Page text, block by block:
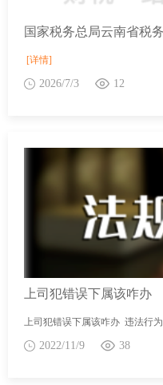
[详情]
2026/7/3 12
上司犯错误下属该咋办
上司犯错误下属该咋办 违法行为
2022/11/9 38